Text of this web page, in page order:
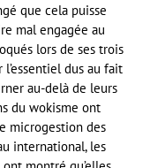
que cela puisse
mal engagée au
lors de ses trois
dus au fait
au-delà de leurs
du wokisme ont
microgestion des
international, les